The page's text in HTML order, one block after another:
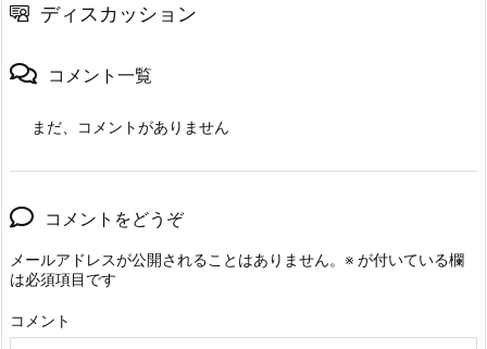
ディスカッション
コメント一覧
まだ、コメントがありません
コメントをどうぞ
メールアドレスが公開されることはありません。 ※ が付いている欄
は必須項目です
コメント